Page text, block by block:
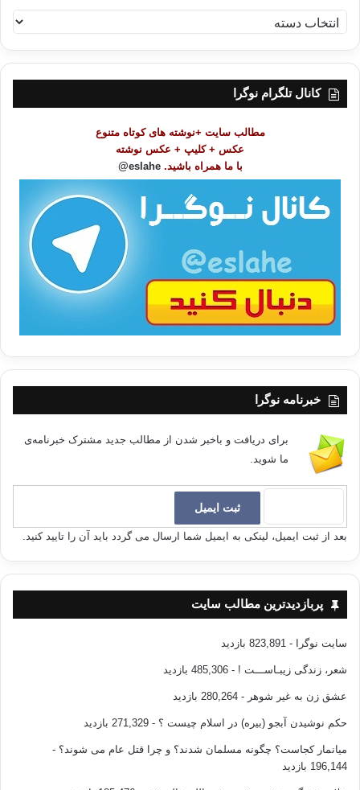
ه
ر
کانال تلگرام نوگرا
مطالب سایت +نوشته های کوتاه متنوع
عکس + کلیپ + عکس نوشته
با ما همراه باشید. eslahe@
خبرنامه نوگرا
برای دریافت و باخبر شدن از مطالب جدید مشترک خبرنامه‌ی
ما شوید.
بعد از ثبت ایمیل، لینکی به ایمیل شما ارسال می گردد باید آن را تایید کنید.
پربازدیدترین مطالب سایت
سایت نوگرا - 823,891 بازدید
شعر، زندگی زیبـاســـت ! - 485,306 بازدید
عشق زن به غیر شوهر - 280,264 بازدید
حکم نوشیدن آبجو (بیره) در اسلام چیست ؟ - 271,329 بازدید
میانمار کجاست؟ چگونه مسلمان شدند؟ و چرا قتل عام می شوند؟ -
196,144 بازدید